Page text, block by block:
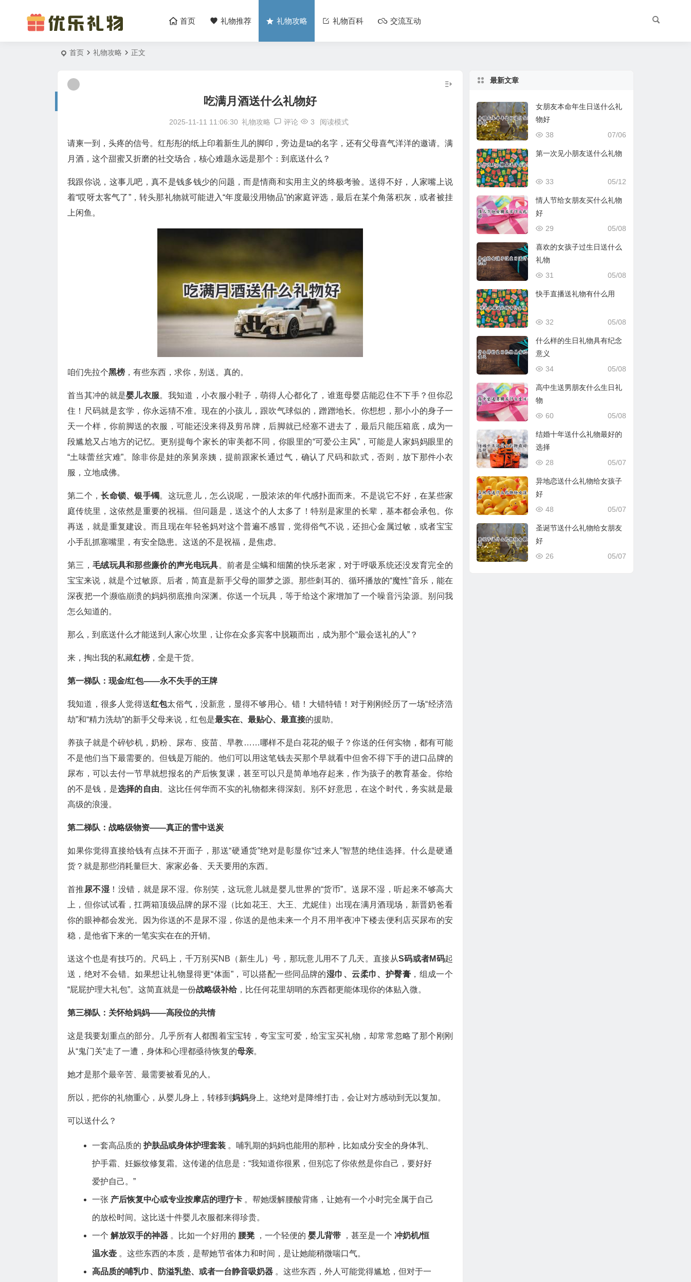
首页 礼物推荐 礼物攻略 礼物百科 交流互动
首页 礼物攻略 正文
吃满月酒送什么礼物好
2025-11-11 11:06:30 礼物攻略 评论 3 阅读模式
请柬一到，头疼的信号。红彤彤的纸上印着新生儿的脚印，旁边是ta的名字，还有父母喜气洋洋的邀请。满
月酒，这个甜蜜又折磨的社交场合，核心难题永远是那个：到底送什么？
我跟你说，这事儿吧，真不是钱多钱少的问题，而是情商和实用主义的终极考验。送得不好，人家嘴上说
着“哎呀太客气了”，转头那礼物就可能进入“年度最没用物品”的家庭评选，最后在某个角落积灰，或者被挂
上闲鱼。
咱们先拉个黑榜 ，有些东西，求你，别送。真的。
首当其冲的就是婴儿衣服。我知道，小衣服小鞋子，萌得人心都化了，谁逛母婴店能忍住不下手？但你忍
住！尺码就是玄学，你永远猜不准。现在的小孩儿，跟吹气球似的，蹭蹭地长。你想想，那小小的身子一
天一个样，你前脚送的衣服，可能还没来得及剪吊牌，后脚就已经塞不进去了，最后只能压箱底，成为一
段尴尬又占地方的记忆。更别提每个家长的审美都不同，你眼里的“可爱公主风”，可能是人家妈妈眼里的
“土味蕾丝灾难”。除非你是娃的亲舅亲姨，提前跟家长通过气，确认了尺码和款式，否则，放下那件小衣
服，立地成佛。
第二个，长命锁、银手镯。这玩意儿，怎么说呢，一股浓浓的年代感扑面而来。不是说它不好，在某些家
庭传统里，这依然是重要的祝福。但问题是，送这个的人太多了！特别是家里的长辈，基本都会承包。你
再送，就是重复建设。而且现在年轻爸妈对这个普遍不感冒，觉得俗气不说，还担心金属过敏，或者宝宝
小手乱抓塞嘴里，有安全隐患。这送的不是祝福，是焦虑。
第三， 毛绒玩具和那些廉价的声光电玩具。前者是尘螨和细菌的快乐老家，对于呼吸系统还没发育完全的
宝宝来说，就是个过敏原。后者，简直是新手父母的噩梦之源。那些刺耳的、循环播放的“魔性”音乐，能在
深夜把一个濒临崩溃的妈妈彻底推向深渊。你送一个玩具，等于给这个家增加了一个噪音污染源。别问我
怎么知道的。
那么，到底送什么才能送到人家心坎里，让你在众多宾客中脱颖而出，成为那个“最会送礼的人”？
来，掏出我的私藏红榜 ，全是干货。
第一梯队：现金/红包——永不失手的王牌
我知道，很多人觉得送红包太俗气，没新意，显得不够用心。错！大错特错！对于刚刚经历了一场“经济浩
劫”和“精力洗劫”的新手父母来说，红包是最实在、最贴心、最直接的援助。
养孩子就是个碎钞机，奶粉、尿布、疫苗、早教……哪样不是白花花的银子？你送的任何实物，都有可能
不是他们当下最需要的。但钱是万能的。他们可以用这笔钱去买那个早就看中但舍不得下手的进口品牌的
尿布，可以去付一节早就想报名的产后恢复课，甚至可以只是简单地存起来，作为孩子的教育基金。你给
的不是钱，是选择的自由。这比任何华而不实的礼物都来得深刻。别不好意思，在这个时代，务实就是最
高级的浪漫。
第二梯队：战略级物资——真正的雪中送炭
如果你觉得直接给钱有点抹不开面子，那送“硬通货”绝对是彰显你“过来人”智慧的绝佳选择。什么是硬通
货？就是那些消耗量巨大、家家必备、天天要用的东西。
首推 尿不湿 ！没错，就是尿不湿。你别笑，这玩意儿就是婴儿世界的“货币”。送尿不湿，听起来不够高大
上，但你试试看，扛两箱顶级品牌的尿不湿（比如花王、大王、尤妮佳）出现在满月酒现场，新晋奶爸看
你的眼神都会发光。因为你送的不是尿不湿，你送的是他未来一个月不用半夜冲下楼去便利店买尿布的安
稳，是他省下来的一笔实实在在的开销。
送这个也是有技巧的。尺码上，千万别买NB（新生儿）号，那玩意儿用不了几天。直接从S码或者M码起
送，绝对不会错。如果想让礼物显得更“体面”，可以搭配一些同品牌的湿巾、云柔巾、护臀膏 ，组成一个
“屁屁护理大礼包”。这简直就是一份战略级补给，比任何花里胡哨的东西都更能体现你的体贴入微。
第三梯队：关怀给妈妈——高段位的共情
这是我要划重点的部分。几乎所有人都围着宝宝转，夸宝宝可爱，给宝宝买礼物，却常常忽略了那个刚刚
从“鬼门关”走了一遭，身体和心理都亟待恢复的母亲。
她才是那个最辛苦、最需要被看见的人。
所以，把你的礼物重心，从婴儿身上，转移到 妈妈身上。这绝对是降维打击，会让对方感动到无以复加。
可以送什么？
一套高品质的 护肤品或身体护理套装 。哺乳期的妈妈也能用的那种，比如成分安全的身体乳、
护手霜、妊娠纹修复霜。这传递的信息是：“我知道你很累，但别忘了你依然是你自己，要好好
爱护自己。”
一张 产后恢复中心或专业按摩店的理疗卡 。帮她缓解腰酸背痛，让她有一个小时完全属于自己
的放松时间。这比送十件婴儿衣服都来得珍贵。
一个 解放双手的神器 。比如一个好用的 腰凳 ，一个轻便的 婴儿背带 ，甚至是一个 冲奶机/恒
温水壶 。这些东西的本质，是帮她节省体力和时间，是让她能稍微喘口气。
高品质的哺乳巾、防溢乳垫、或者一台静音吸奶器 。这些东西，外人可能觉得尴尬，但对于一
最新文章
女朋友本命年生日送什么礼
物好
07/06
38
第一次见小朋友送什么礼物
05/12
33
情人节给女朋友买什么礼物
好
05/08
29
喜欢的女孩子过生日送什么
礼物
05/08
31
快手直播送礼物有什么用
05/08
32
什么样的生日礼物具有纪念
意义
05/08
34
高中生送男朋友什么生日礼
物
05/08
60
结婚十年送什么礼物最好的
选择
05/07
28
异地恋送什么礼物给女孩子
好
05/07
48
圣诞节送什么礼物给女朋友
好
05/07
26